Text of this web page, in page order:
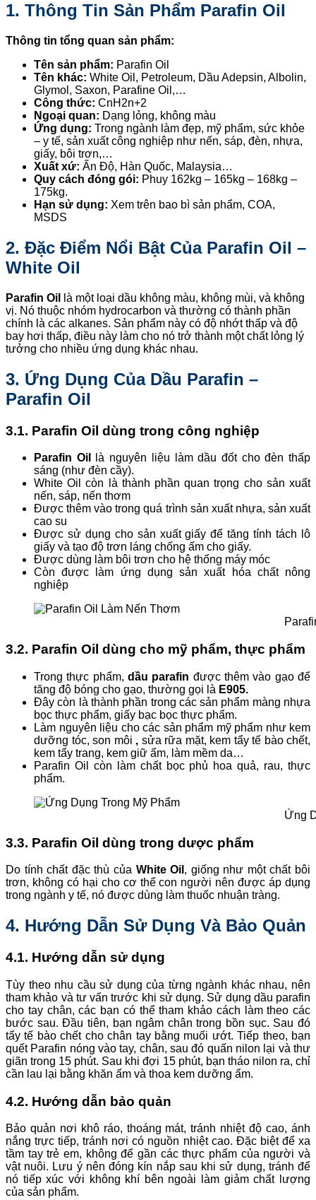
1. Thông Tin Sản Phẩm Parafin Oil
Thông tin tổng quan sản phẩm:
Tên sản phẩm: Parafin Oil
Tên khác: White Oil, Petroleum, Dầu Adepsin, Albolin,
Glymol, Saxon, Parafine Oil,…
Công thức: CnH2n+2
Ngoại quan: Dạng lỏng, không màu
Ứng dụng: Trong ngành làm đẹp, mỹ phẩm, sức khỏe
– y tế, sản xuất công nghiệp như nến, sáp, đèn, nhựa,
giấy, bôi trơn,…
Xuất xứ: Ấn Độ, Hàn Quốc, Malaysia…
Quy cách đóng gói: Phuy 162kg – 165kg – 168kg –
175kg.
Hạn sử dụng: Xem trên bao bì sản phẩm, COA,
MSDS
2. Đặc Điểm Nổi Bật Của Parafin Oil –
White Oil
Parafin Oil
là một loại dầu không màu, không mùi, và không
vị. Nó thuộc nhóm hydrocarbon và thường có thành phần
chính là các alkanes. Sản phẩm này có độ nhớt thấp và độ
bay hơi thấp, điều này làm cho nó trở thành một chất lỏng lý
tưởng cho nhiều ứng dụng khác nhau.
3. Ứng Dụng Của Dầu Parafin –
Parafin Oil
3.1. Parafin Oil dùng trong công nghiệp
Parafin Oil
là nguyên liệu làm dầu đốt cho đèn thấp
sáng (như đèn cầy).
White Oil còn là thành phần quan trọng cho sản xuất
nến, sáp, nến thơm
Được thêm vào trong quá trình sản xuất nhựa, sản xuất
cao su
Được sử dụng cho sản xuất giấy để tăng tính tách lô
giấy và tạo độ trơn láng chống ấm cho giấy.
Được dùng làm bôi trơn cho hệ thống máy móc
Còn được làm ứng dụng sản xuất hóa chất nông
nghiệp
3.2. Parafin Oil dùng cho mỹ phẩm, thực phẩm
Trong thực phẩm, dầu parafin được thêm vào gạo để
tăng độ bóng cho gạo, thường gọi là E905.
Đây còn là thành phần trong các sản phẩm màng nhựa
bọc thực phẩm, giấy bạc bọc thực phẩm.
Làm nguyên liệu cho các sản phẩm mỹ phẩm như kem
dưỡng tóc, son môi , sửa rữa mặt, kem tẩy tế bào chết,
kem tẩy trang, kem giữ ẩm, làm mềm da…
Parafin Oil còn làm chất bọc phủ hoa quả, rau, thực
phẩm.
Ứng
3.3. Parafin Oil dùng trong dược phẩm
Do tính chất đặc thù của White Oil , giống như một chất bôi
trơn, không có hại cho cơ thể con người nên được áp dụng
trong ngành y tế, nó được dùng làm thuốc nhuận tràng.
4. Hướng Dẫn Sử Dụng Và Bảo Quản
4.1. Hướng dẫn sử dụng
Tùy theo nhu cầu sử dụng của từng ngành khác nhau, nên
tham khảo và tư vấn trước khi sử dụng. Sử dụng dầu parafin
cho tay chân, các bạn có thể tham khảo cách làm theo các
bước sau. Đầu tiên, bạn ngâm chân trong bồn sục. Sau đó
tẩy tế bào chết cho chân tay bằng muối ướt. Tiếp theo, bạn
quết Parafin nóng vào tay, chân, sau đó quấn nilon lại và thư
giãn trong 15 phút. Sau khi đợi 15 phút, bạn tháo nilon ra, chỉ
cần lau lại bằng khăn ấm và thoa kem dưỡng ẩm.
4.2. Hướng dẫn bảo quản
Bảo quản nơi khô ráo, thoáng mát, tránh nhiệt độ cao, ánh
nắng trực tiếp, tránh nơi có nguồn nhiệt cao. Đặc biệt để xa
tầm tay trẻ em, không để gần các thực phẩm của người và
vật nuôi. Lưu ý nên đóng kín nắp sau khi sử dụng, tránh để
nó tiếp xúc với không khí bên ngoài làm giảm chất lượng
của sản phẩm.